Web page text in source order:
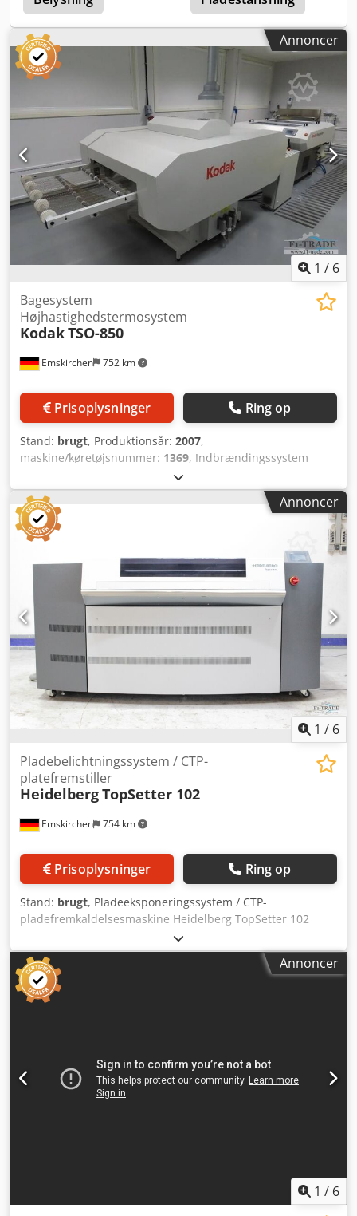
Annoncer
1 / 6
Emskirchen 752 km
Bagesystem
Højhastighedstermosystem
KodakTSO-850
Prisoplysninger Ring op
Stand: brugt, Produktionsår: 2007,
maskine/køretøjsnummer: 1369, Indbrændingssystem
Kodak TSO-850 High-Speed Thermo-System /
Bagningssystem Kodak-TSO-850 High-Speed Thermo-
System Årgang 2007 - Serienummer 1369 Arbejdsbredde /
Maks. arbejdsbredde: 850 mm Elektrisk tilslutning /
Strømforsyning: 400V / 50Hz / 40A Online videoinspektion
via Skype-video Vi ser frem til dit besøg – flere maskiner på
lager Csdpfoh Aya Iex Ac Asha Straks tilgængelig – kan
inspiceres På lager i Emskirchen / Nürnberg – kan afprøves
Annoncer
1 / 6
Emskirchen 754 km
Pladebelichtningssystem / CTP-
platefremstiller
HeidelbergTopSetter 102
Prisoplysninger Ring op
Stand: brugt, Pladeeksponeringssystem / CTP-
pladefremkaldelsesmaskine Heidelberg TopSetter 102
Serienummer 2310 Årstal 2001 Chjdpfszgfvhjx Ac Aja
Online-videoinspektion via WhatsApp – MS Zoom –
Telegram På lager i Emskirchen/Nürnberg – tilgængelig
med det samme – kan afprøves.
Annoncer
1 / 6